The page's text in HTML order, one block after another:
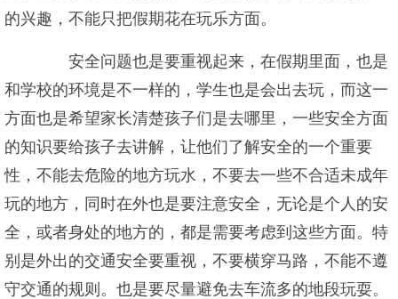
的兴趣，不能只把假期花在玩乐方面。
安全问题也是要重视起来，在假期里面，也是
和学校的环境是不一样的，学生也是会出去玩，而这一
方面也是希望家长清楚孩子们是去哪里，一些安全方面
的知识要给孩子去讲解，让他们了解安全的一个重要
性，不能去危险的地方玩水，不要去一些不合适未成年
玩的地方，同时在外也是要注意安全，无论是个人的安
全，或者身处的地方的，都是需要考虑到这些方面。特
别是外出的交通安全要重视，不要横穿马路，不能不遵
守交通的规则。也是要尽量避免去车流多的地段玩耍。